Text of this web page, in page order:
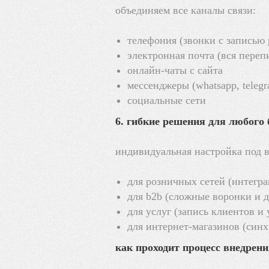
объединяем все каналы связи:
телефония (звонки с записью
электронная почта (вся
онлайн-чаты с сайта
мессенджеры (whatsapp,
социальные сети
6. гибкие решения для любого
индивидуальная настройка под
для розничных сетей
для b2b (сложные воронки и
для услуг (запись клиентов и
для интернет-магазинов
как проходит процесс